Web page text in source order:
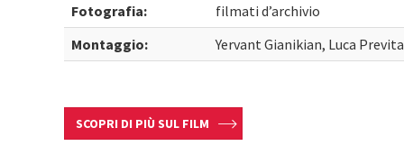
Fotografia:
filmati d’archivio
Montaggio:
Yervant Gianikian, Luca
SCOPRI DI PIÙ SUL FILM